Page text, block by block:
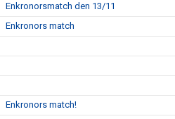
Enkronorsmatch den 13/11
Enkronors match
Enkronors match!